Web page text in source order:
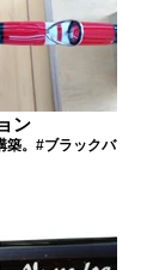
ン
築。#ブラックバ